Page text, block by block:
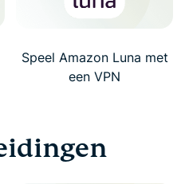
Speel Amazon Luna met
een VPN